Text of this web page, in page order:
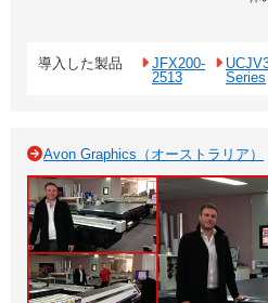
導入した製品
JFX200-
2513
Series
Avon Graphics（オーストラリア）